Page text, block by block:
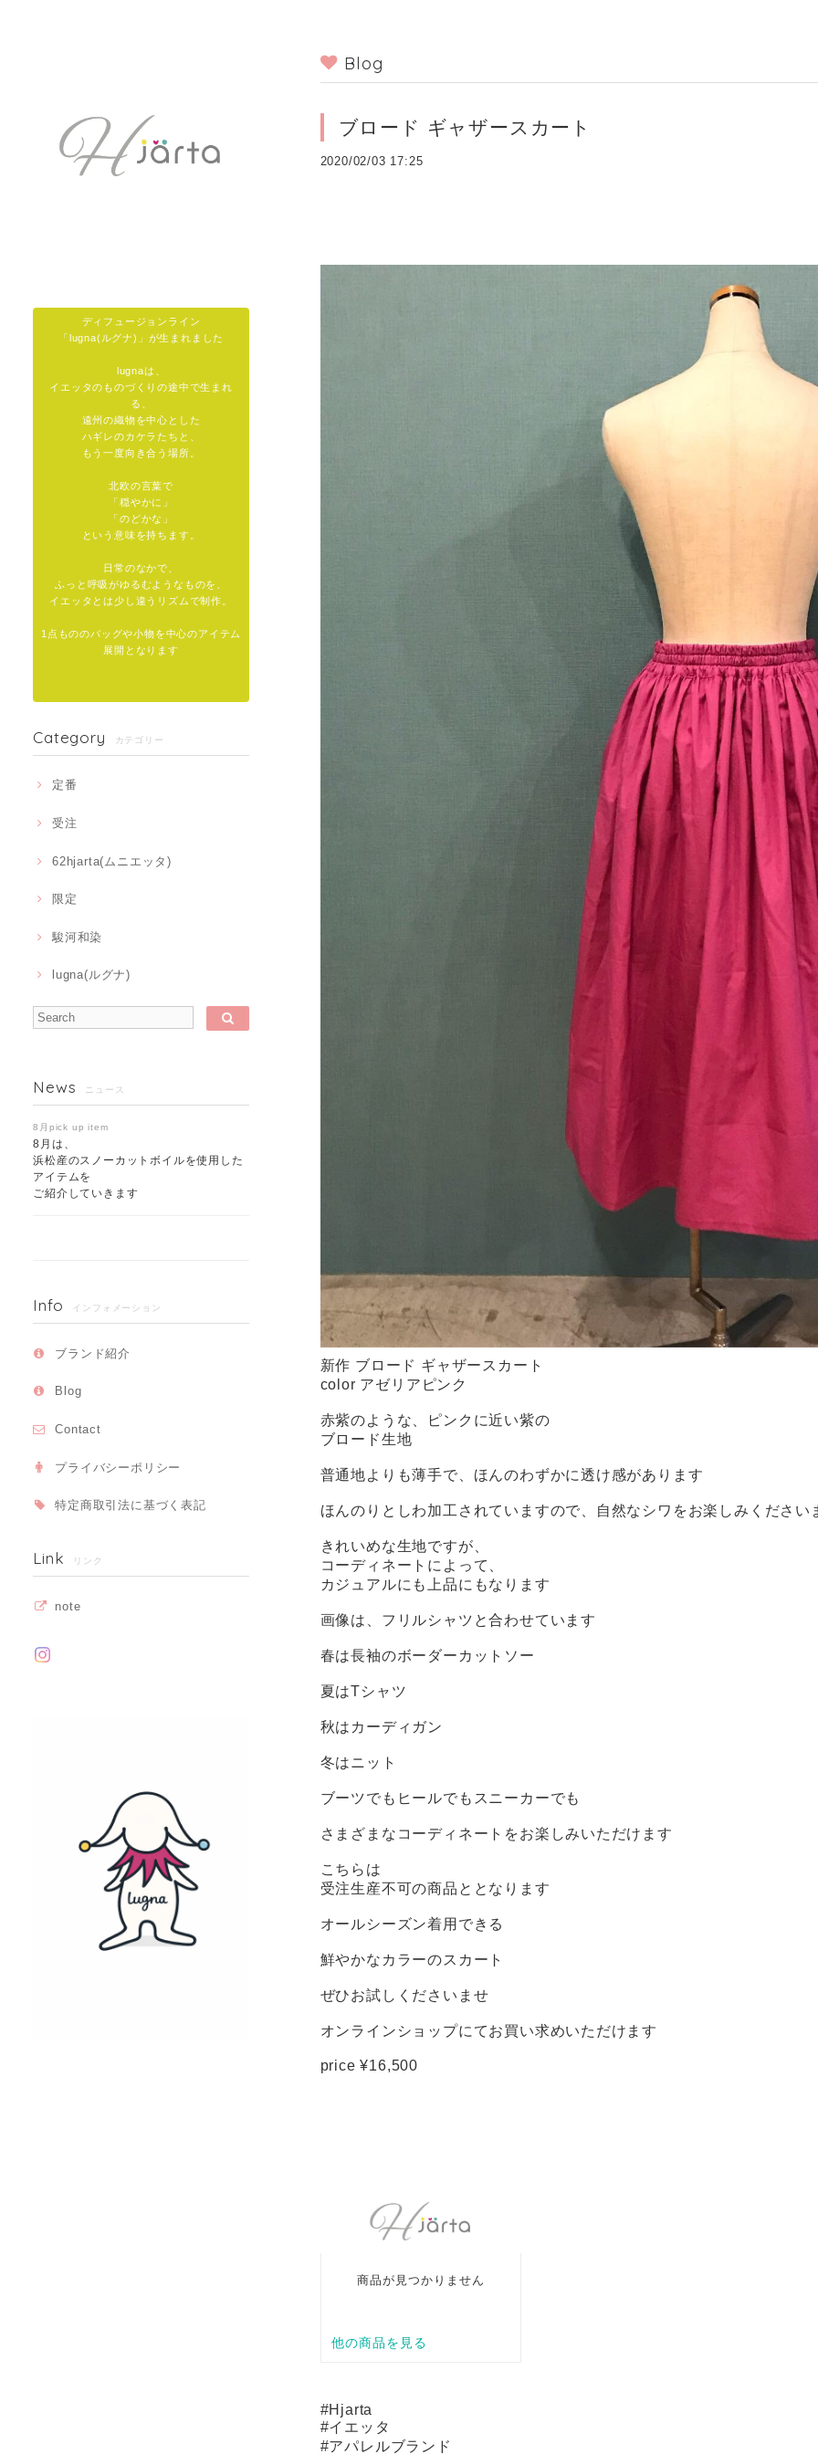
ディフュージョンライン
「lugna(ルグナ)」が生まれました
lugnaは、
イエッタのものづくりの途中で生まれ
る、
遠州の織物を中心とした
ハギレのカケラたちと、
もう一度向き合う場所。
北欧の言葉で
「穏やかに」
「のどかな」
という意味を持ちます。
日常のなかで、
ふっと呼吸がゆるむようなものを、
イエッタとは少し違うリズムで制作。
1点もののバッグや小物を中心のアイテム
展開となります
Category カテゴリー
定番
受注
62hjarta(ムニエッタ)
限定
駿河和染
lugna(ルグナ)
News ニュース
8月pick up item
8月は、
浜松産のスノーカットボイルを使用した
アイテムを
ご紹介していきます
Info インフォメーション
ブランド紹介
Blog
Contact
プライバシーポリシー
特定商取引法に基づく表記
Link リンク
note
Blog
ブロード ギャザースカート
2020/02/03 17:25
新作 ブロード ギャザースカート
color アゼリアピンク
赤紫のような、ピンクに近い紫の
ブロード生地
普通地よりも薄手で、ほんのわずかに透け感があります
ほんのりとしわ加工されていますので、自然なシワをお楽しみください
きれいめな生地ですが、
コーディネートによって、
カジュアルにも上品にもなります
画像は、フリルシャツと合わせています
春は長袖のボーダーカットソー
夏はTシャツ
秋はカーディガン
冬はニット
ブーツでもヒールでもスニーカーでも
さまざまなコーディネートをお楽しみいただけます
こちらは
受注生産不可の商品ととなります
オールシーズン着用できる
鮮やかなカラーのスカート
ぜひお試しくださいませ
オンラインショップにてお買い求めいただけます
price ¥16,500
#Hjarta
#イエッタ
#アパレルブランド